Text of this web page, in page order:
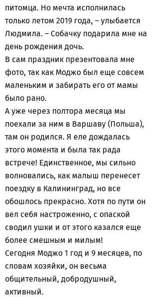
питомца. Но мечта исполнилась
только летом 2019 года, – улыбается
Людмила. – Собачку подарила мне на
день рождения дочь.
В сам праздник презентовала мне
фото, так как Моджо был еще совсем
маленьким и забирать его от мамы
было рано.
А уже через полтора месяца мы
поехали за ним в Варшаву (Польша),
там он родился. Я еле дождалась
этого момента и была так рада
встрече! Единственное, мы сильно
волновались, как малыш перенесет
поездку в Калининград, но все
обошлось прекрасно. Хотя по пути он
вел себя настроженно, с опаской
сводил ушки и от этого казался еще
более смешным и милым!
Сегодня Моджо 1 год и 9 месяцев, по
словам хозяйки, он весьма
общительный, добродушный,
активный.